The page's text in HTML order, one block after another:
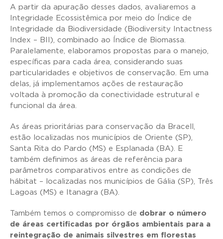
A partir da apuração desses dados, avaliaremos a
Integridade Ecossistêmica por meio do Índice de
Integridade da Biodiversidade (Biodiversity Intactness
Index – BII), combinado ao Índice de Biomassa.
Paralelamente, elaboramos propostas para o manejo,
específicas para cada área, considerando suas
particularidades e objetivos de conservação. Em uma
delas, já implementamos ações de restauração
voltada à promoção da conectividade estrutural e
funcional da área.
As áreas prioritárias para conservação da Bracell,
estão localizadas nos municípios de Oriente (SP),
Santa Rita do Pardo (MS) e Esplanada (BA). E
também definimos as áreas de referência para
parâmetros comparativos entre as condições de
hábitat – localizadas nos municípios de Gália (SP), Três
Lagoas (MS) e Itanagra (BA).
Também temos o compromisso de dobrar o número
de áreas certificadas por órgãos ambientais para a
reintegração de animais silvestres em florestas